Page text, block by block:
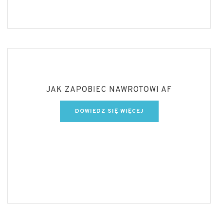
JAK ZAPOBIEC NAWROTOWI AF
DOWIEDZ SIĘ WIĘCEJ